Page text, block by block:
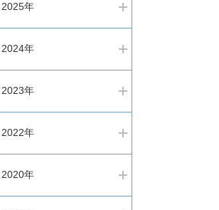
2025年
2024年
2023年
2022年
2020年